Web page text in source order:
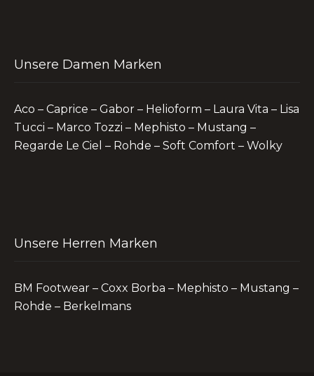
Unsere Damen Marken
Aco – Caprice – Gabor – Helioform – Laura Vita – Lisa
Tucci – Marco Tozzi – Mephisto – Mustang –
Regarde Le Ciel – Rohde – Soft Comfort – Wolky
Unsere Herren Marken
BM Footwear – Coxx Borba – Mephisto – Mustang –
Rohde – Berkelmans